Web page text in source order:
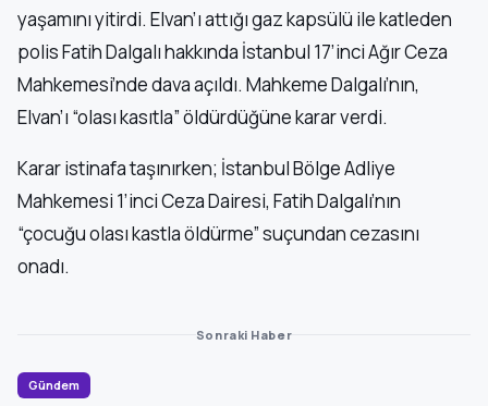
yaşamını yitirdi. Elvan’ı attığı gaz kapsülü ile katleden
polis Fatih Dalgalı hakkında İstanbul 17’inci Ağır Ceza
Mahkemesi’nde dava açıldı. Mahkeme Dalgalı’nın,
Elvan’ı “olası kasıtla” öldürdüğüne karar verdi.
Karar istinafa taşınırken; İstanbul Bölge Adliye
Mahkemesi 1’inci Ceza Dairesi, Fatih Dalgalı’nın
“çocuğu olası kastla öldürme” suçundan cezasını
onadı.
Sonraki Haber
Gündem